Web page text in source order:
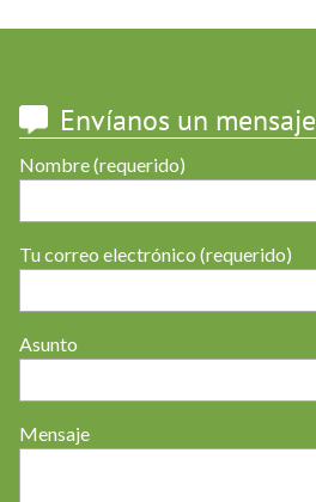
Envíanos un mensaje
Nombre (requerido)
Tu correo electrónico (requerido)
Asunto
Mensaje